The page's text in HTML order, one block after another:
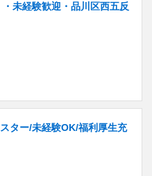
未経験歓迎・品川区西五反
ター/未経験OK/福利厚生充